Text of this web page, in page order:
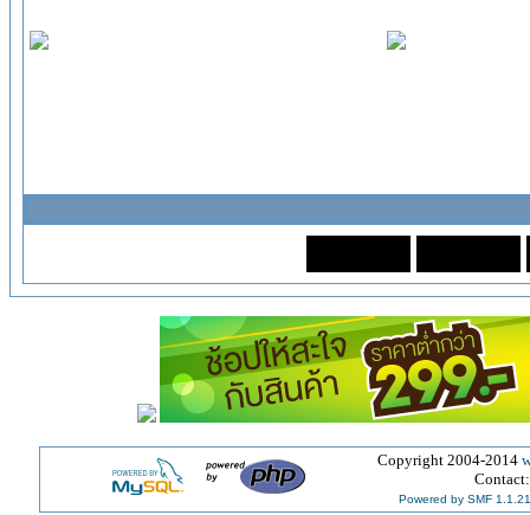
Copyright 2004-2014
Powered by SMF 1.1.21